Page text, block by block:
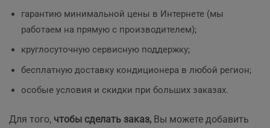
гарантию минимальной цены в Интернете (мы
работаем на прямую с производителем);
круглосуточную сервисную поддержку;
бесплатную доставку кондиционера в любой регион;
особые условия и скидки при больших заказах.
Для того, чтобы сделать заказ, Вы можете добавить